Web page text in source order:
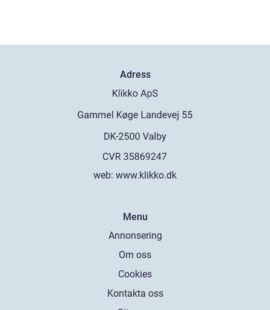
Adress
web: www.klikko.dk
Menu
Annonsering
Om oss
Cookies
Kontakta oss